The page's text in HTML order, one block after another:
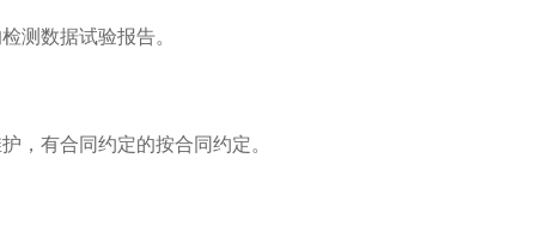
测数据试验报告。
，有合同约定的按合同约定。